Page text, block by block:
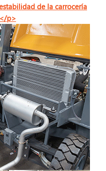
de la carrocería
p>